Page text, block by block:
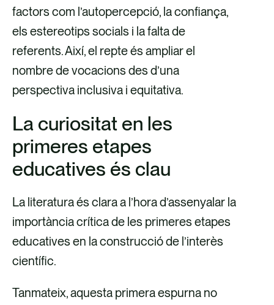
factors com l’autopercepció, la confiança,
els estereotips socials i la falta de
referents. Així, el repte és ampliar el
nombre de vocacions des d’una
perspectiva inclusiva i equitativa.
La curiositat en les
primeres etapes
educatives és clau
La literatura és clara a l’hora d’assenyalar la
importància crítica de les primeres etapes
educatives en la construcció de l’interès
científic.
Tanmateix, aquesta primera espurna no